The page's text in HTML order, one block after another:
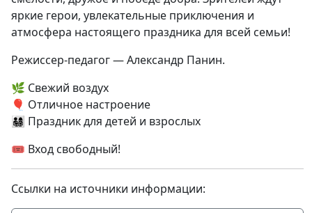
яркие герои, увлекательные приключения и
атмосфера настоящего праздника для всей семьи!
Режиссер-педагог — Александр Панин.
🌿 Свежий воздух
🎈 Отличное настроение
👨‍👩‍👧‍👦 Праздник для детей и взрослых
🎟️ Вход свободный!
Ссылки на источники информации: